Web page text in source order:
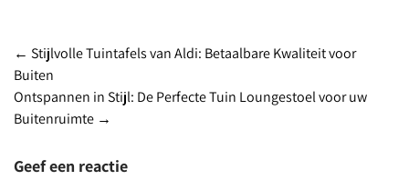
Post
navigation
← Stijlvolle Tuintafels van Aldi: Betaalbare Kwaliteit voor
Buiten
Ontspannen in Stijl: De Perfecte Tuin Loungestoel voor uw
Buitenruimte →
Geef een reactie